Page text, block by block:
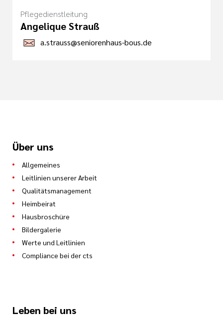
Pflegedienstleitung
Angelique Strauß
a.strauss@seniorenhaus-bous.de
Über uns
Allgemeines
Leitlinien unserer Arbeit
Qualitätsmanagement
Heimbeirat
Hausbroschüre
Bildergalerie
Werte und Leitlinien
Compliance bei der cts
Leben bei uns